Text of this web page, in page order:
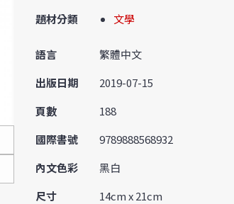
題材分類
文學
語言
繁體中文
出版日期
2019-07-15
頁數
188
國際書號
9789888568932
內文色彩
黑白
尺寸
14cm x 21cm